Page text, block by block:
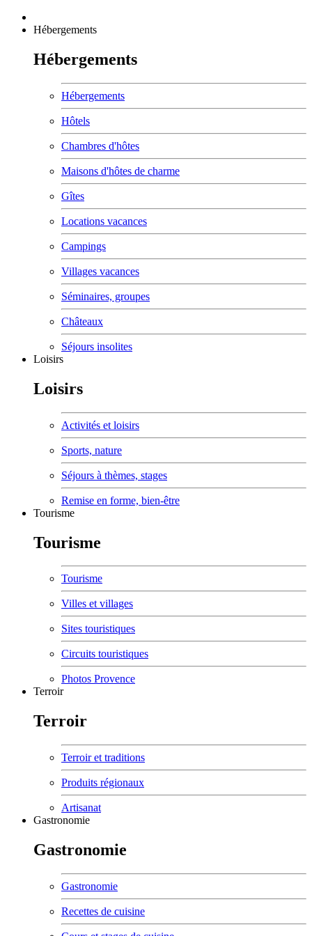
Hébergements
Hébergements
Hébergements
Hôtels
Chambres d'hôtes
Maisons d'hôtes de charme
Gîtes
Locations vacances
Campings
Villages vacances
Séminaires, groupes
Châteaux
Séjours insolites
Loisirs
Loisirs
Activités et loisirs
Sports, nature
Séjours à thèmes, stages
Remise en forme, bien-être
Tourisme
Tourisme
Tourisme
Villes et villages
Sites touristiques
Circuits touristiques
Photos Provence
Terroir
Terroir
Terroir et traditions
Produits régionaux
Artisanat
Gastronomie
Gastronomie
Gastronomie
Recettes de cuisine